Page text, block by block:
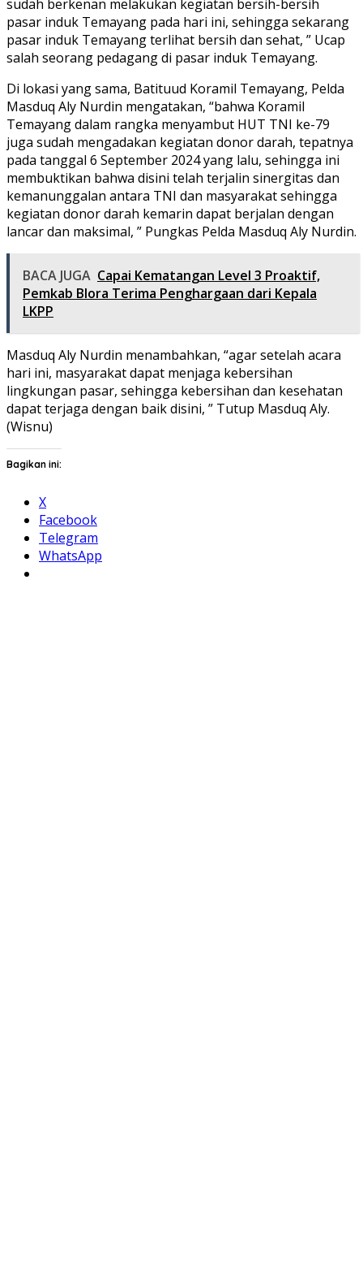
sudah berkenan melakukan kegiatan bersih-bersih
pasar induk Temayang pada hari ini, sehingga sekarang
pasar induk Temayang terlihat bersih dan sehat, ” Ucap
salah seorang pedagang di pasar induk Temayang.
Di lokasi yang sama, Batituud Koramil Temayang, Pelda
Masduq Aly Nurdin mengatakan, “bahwa Koramil
Temayang dalam rangka menyambut HUT TNI ke-79
juga sudah mengadakan kegiatan donor darah, tepatnya
pada tanggal 6 September 2024 yang lalu, sehingga ini
membuktikan bahwa disini telah terjalin sinergitas dan
kemanunggalan antara TNI dan masyarakat sehingga
kegiatan donor darah kemarin dapat berjalan dengan
lancar dan maksimal, ” Pungkas Pelda Masduq Aly Nurdin.
BACA JUGA Capai Kematangan Level 3 Proaktif,
Pemkab Blora Terima Penghargaan dari Kepala
LKPP
Masduq Aly Nurdin menambahkan, “agar setelah acara
hari ini, masyarakat dapat menjaga kebersihan
lingkungan pasar, sehingga kebersihan dan kesehatan
dapat terjaga dengan baik disini, ” Tutup Masduq Aly.
(Wisnu)
Bagikan ini:
X
Facebook
Telegram
WhatsApp